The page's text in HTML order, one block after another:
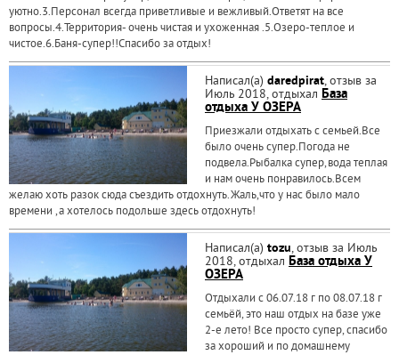
уютно.3.Персонал всегда приветливые и вежливый.Ответят на все
вопросы.4.Территория- очень чистая и ухоженная .5.Озеро-теплое и
чистое.6.Баня-супер!!Спасибо за отдых!
Написал(а) daredpirat, отзыв за
Июль 2018, отдыхал База
отдыха У ОЗЕРА
Приезжали отдыхать с семьей.Все
было очень супер.Погода не
подвела.Рыбалка супер,вода теплая
и нам очень понравилось.Всем
желаю хоть разок сюда съездить отдохнуть.Жаль,что у нас было мало
времени ,а хотелось подольше здесь отдохнуть!
Написал(а) tozu, отзыв за Июль
2018, отдыхал База отдыха У
ОЗЕРА
Отдыхали с 06.07.18 г по 08.07.18 г
семьёй, это наш отдых на базе уже
2-е лето! Все просто супер, спасибо
за хороший и по домашнему